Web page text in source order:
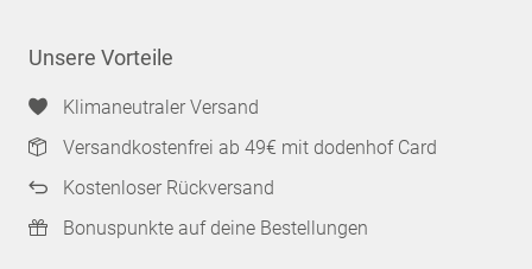
Unsere Vorteile
Klimaneutraler Versand
Versandkostenfrei ab 49€ mit dodenhof Card
Kostenloser Rückversand
Bonuspunkte auf deine Bestellungen